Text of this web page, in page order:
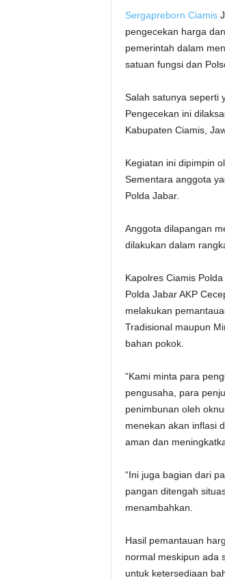
Sergapreborn Ciamis
pengecekan harga
pemerintah dalam
satuan fungsi dan
Salah satunya seperti
Pengecekan ini
Kabupaten Ciamis,
Kegiatan ini dipimpin
Sementara anggota
Polda Jabar.
Anggota dilapangan
dilakukan dalam
Kapolres Ciamis
Polda Jabar AKP
melakukan
Tradisional maupun
bahan pokok.
“Kami minta para
pengusaha, para
penimbunan oleh
menekan akan inflasi
aman dan
“Ini juga bagian dari
pangan ditengah
menambahkan.
Hasil pemantauan
normal meskipun ada
untuk ketersediaan